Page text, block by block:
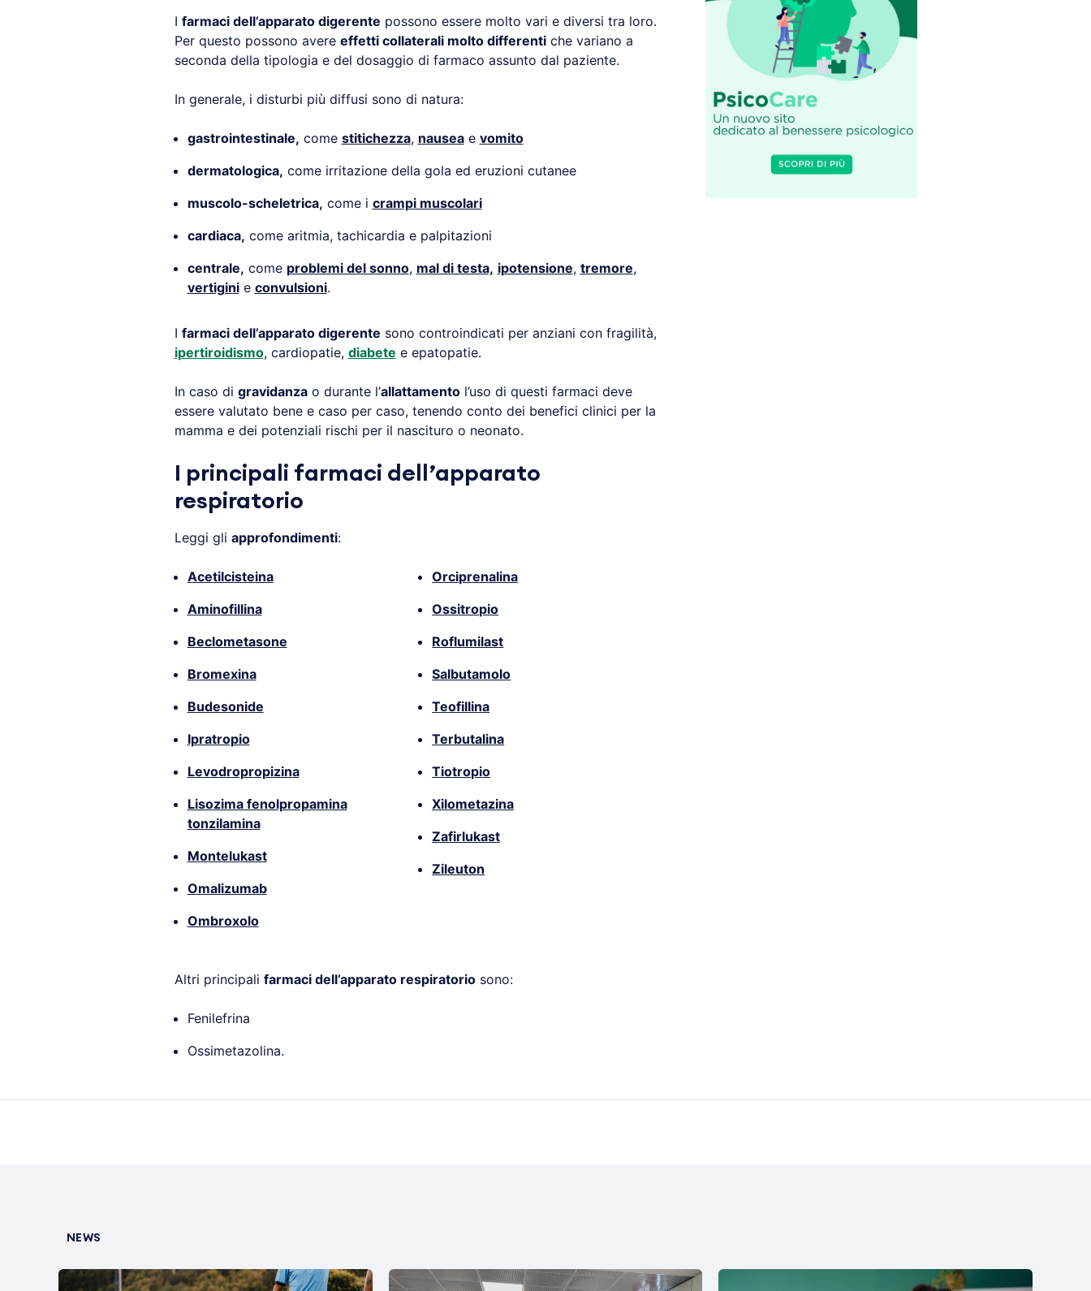
I farmaci dell’apparato digerente possono essere molto vari e diversi tra loro.
Per questo possono avere effetti collaterali molto differentiche variano a
seconda della tipologia e del dosaggio di farmaco assunto dal paziente.
In generale, i disturbi più diffusi sono di natura:
gastrointestinale, come stitichezza, nauseae vomito
dermatologica, come irritazione della gola ed eruzioni cutanee
muscolo-scheletrica, come i crampi muscolari
cardiaca, come aritmia, tachicardia e palpitazioni
centrale, come problemi del sonno, mal di testa, ipotensione, tremore,
vertiginie convulsioni.
I farmaci dell’apparato digerente sono controindicati per anziani con fragilità,
ipertiroidismo, cardiopatie, diabete e epatopatie.
In caso di gravidanzao durante l’allattamentol’uso di questi farmaci deve
essere valutato bene e caso per caso, tenendo conto dei benefici clinici per la
mamma e dei potenziali rischi per il nascituro o neonato.
I principali farmaci dell’apparato
respiratorio
Leggi gli approfondimenti:
Acetilcisteina
Aminofillina
Beclometasone
Bromexina
Budesonide
Ipratropio
Levodropropizina
Lisozima fenolpropamina
tonzilamina
Montelukast
Omalizumab
Ombroxolo
Orciprenalina
Ossitropio
Roflumilast
Salbutamolo
Teofillina
Terbutalina
Tiotropio
Xilometazina
Zafirlukast
Zileuton
Altri principali farmaci dell’apparato respiratoriosono:
Fenilefrina
Ossimetazolina.
NEWS